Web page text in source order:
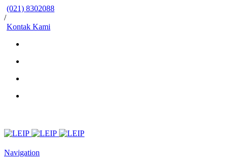
(021) 8302088
/
Kontak Kami
Navigation